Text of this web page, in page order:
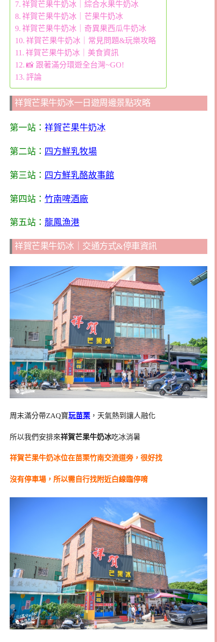
祥賀芒果牛奶冰｜綜合水果牛奶冰
祥賀芒果牛奶冰｜芒果牛奶冰
祥賀芒果牛奶冰｜奇異果西瓜牛奶冰
祥賀芒果牛奶冰｜常見問題&玩樂攻略
祥賀芒果牛奶冰｜美食資訊
📸 跟著滿分環遊全台灣~GO!
評論
祥賀芒果牛奶冰一日遊周邊景點攻略
第一站： 祥賀芒果牛奶冰
第二站： 四方鮮乳牧場
第三站： 四方鮮乳酪故事館
第四站： 竹南啤酒廠
第五站： 龍鳳漁港
祥賀芒果牛奶冰｜交通方式&停車資訊
周末滿分帶ZAQ寶玩苗栗 ，天氣熱到讓人融化
所以我們安排來祥賀芒果牛奶冰吃冰消暑
祥賀芒果牛奶冰位在苗栗竹南交流道旁，很好找
沒有停車場，所以需自行找附近白線臨停唷